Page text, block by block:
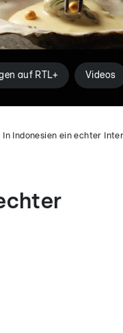
auf RTL+ Videos
In Indonesien ein echter